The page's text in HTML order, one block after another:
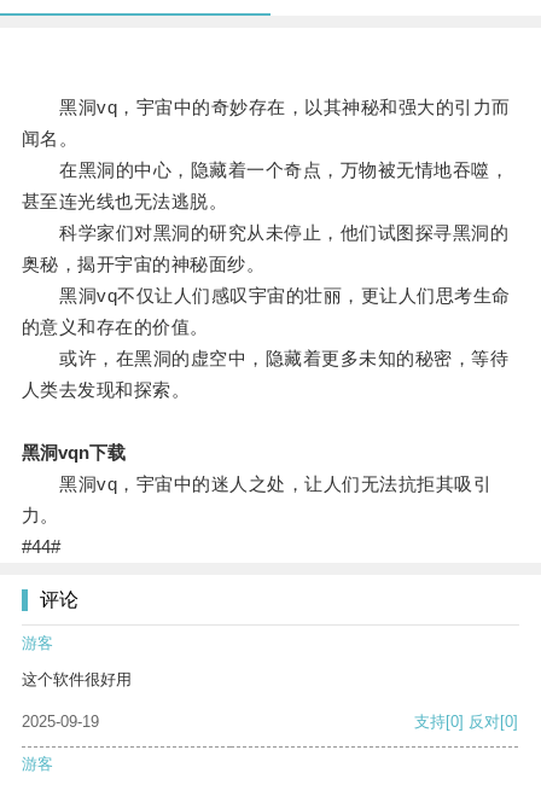
黑洞vq，宇宙中的奇妙存在，以其神秘和强大的引力而
闻名。
在黑洞的中心，隐藏着一个奇点，万物被无情地吞噬，
甚至连光线也无法逃脱。
科学家们对黑洞的研究从未停止，他们试图探寻黑洞的
奥秘，揭开宇宙的神秘面纱。
黑洞vq不仅让人们感叹宇宙的壮丽，更让人们思考生命
的意义和存在的价值。
或许，在黑洞的虚空中，隐藏着更多未知的秘密，等待
人类去发现和探索。
黑洞vqn下载
黑洞vq，宇宙中的迷人之处，让人们无法抗拒其吸引
力。
#44#
评论
游客
这个软件很好用
2025-09-19 支持[0] 反对[0]
游客